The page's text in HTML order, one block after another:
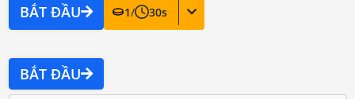
BẮT ĐẦU 1/ 30s
BẮT ĐẦU